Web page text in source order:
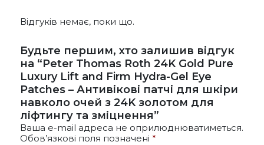
на
товару
Відгуків немає, поки що.
Будьте першим, хто залишив відгук
на “Peter Thomas Roth 24K Gold Pure
Luxury Lift and Firm Hydra-Gel Eye
Patches – Антивікові патчі для шкіри
навколо очей з 24K золотом для
ліфтингу та зміцнення”
Ваша e-mail адреса не оприлюднюватиметься.
Обов’язкові поля позначені *